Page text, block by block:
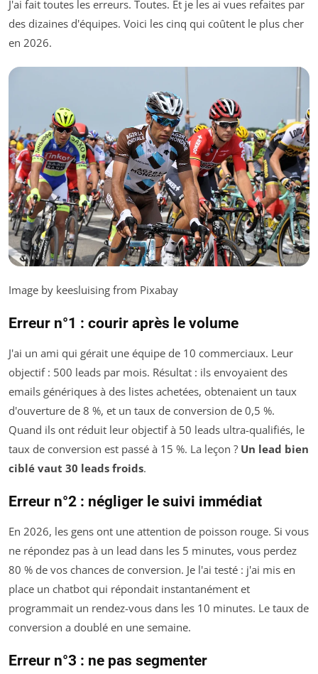
J'ai fait toutes les erreurs. Toutes. Et je les ai vues refaites par
des dizaines d'équipes. Voici les cinq qui coûtent le plus cher
en 2026.
Image by keesluising from Pixabay
Erreur n°1 : courir après le volume
J'ai un ami qui gérait une équipe de 10 commerciaux. Leur
objectif : 500 leads par mois. Résultat : ils envoyaient des
emails génériques à des listes achetées, obtenaient un taux
d'ouverture de 8 %, et un taux de conversion de 0,5 %.
Quand ils ont réduit leur objectif à 50 leads ultra-qualifiés, le
taux de conversion est passé à 15 %. La leçon ? Un lead bien
ciblé vaut 30 leads froids.
Erreur n°2 : négliger le suivi immédiat
En 2026, les gens ont une attention de poisson rouge. Si vous
ne répondez pas à un lead dans les 5 minutes, vous perdez
80 % de vos chances de conversion. Je l'ai testé : j'ai mis en
place un chatbot qui répondait instantanément et
programmait un rendez-vous dans les 10 minutes. Le taux de
conversion a doublé en une semaine.
Erreur n°3 : ne pas segmenter